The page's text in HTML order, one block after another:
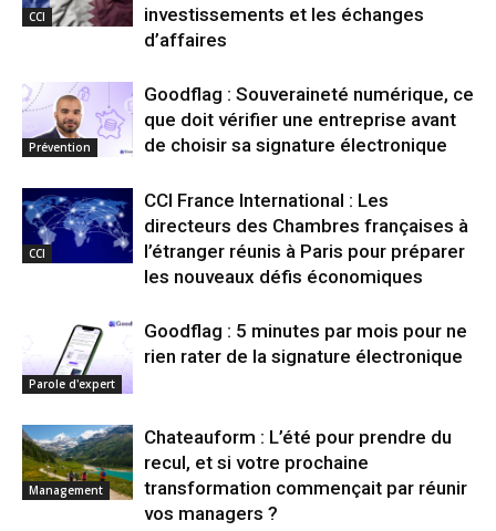
CCI
investissements et les échanges
d’affaires
Prévention
Goodflag : Souveraineté numérique, ce
que doit vérifier une entreprise avant
de choisir sa signature électronique
CCI
CCI France International : Les
directeurs des Chambres françaises à
l’étranger réunis à Paris pour préparer
les nouveaux défis économiques
Parole d'expert
Goodflag : 5 minutes par mois pour ne
rien rater de la signature électronique
Management
Chateauform : L’été pour prendre du
recul, et si votre prochaine
transformation commençait par réunir
vos managers ?